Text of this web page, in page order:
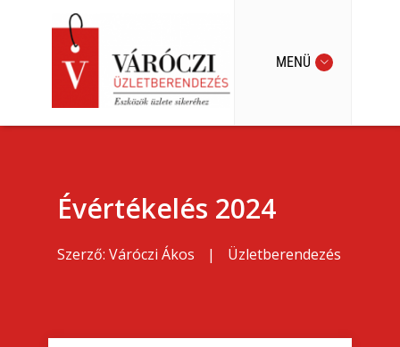
MENÜ
Évértékelés 2024
Szerző: Váróczi Ákos | Üzletberendezés